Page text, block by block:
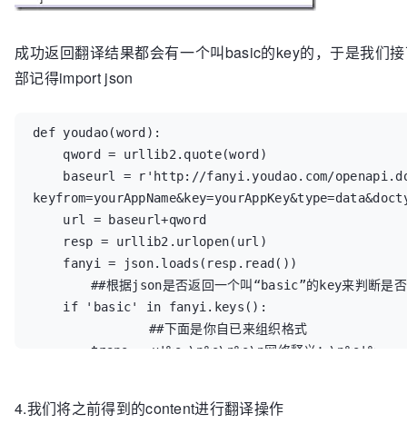
成功返回翻译结果都会有一个叫basic的key的，于是我们
部记得import json
def youdao(word):
qword = urllib2.quote(word)
baseurl = r'http://fanyi.youdao.com/
url = baseurl+qword
resp = urllib2.urlopen(url)
fanyi = json.loads(resp.read())
if 'basic' in fanyi.keys():
return trans
4.我们将之前得到的content进行翻译操作